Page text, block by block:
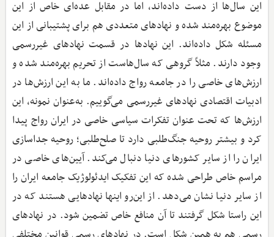
این سال‌ها از دست داده‌اند، اما در مقابل عده‌ای خاص از این
موضوع بهره‌مند شده و نهادهای متعددی هم برای پشتیبانی از این
مسئله شکل داده‌اند. این نهادها در قسمت نهادهای غیررسمی
وجود دارند. مثلاً گروهی که سال‌هاست از تحریم بهره‌مند شده و
ارزش‌های خاصی را در جامعه رواج داده‌اند. ما به این ارزش‌ها در
ادبیات اقتصادی نهادهای غیررسمی می‌گوییم. به‌عنوان نمونه، این
ارزش‌ها که تحت عنوان تفکرات سیاسی خاصی در ایران رواج پیدا
کرد و بیشتر روحیه جنگ‌طلبی دارد تا صلح‌طلبی؛ روحیه جداسازی
ایران را از سایر کشورهای دنیا دنبال می‌کند. آیین‌های خاصی در
مراسم خاص طراحی شده که این تفکیک ایدئولوژیک جامعه ایران را
از سایر دنیا نشان می‌دهد. از این‌رو اینها نهادهایی هستند که در
این راستا شکل گرفتند تا آن منافع خاص تضمین شود. در نهادهای